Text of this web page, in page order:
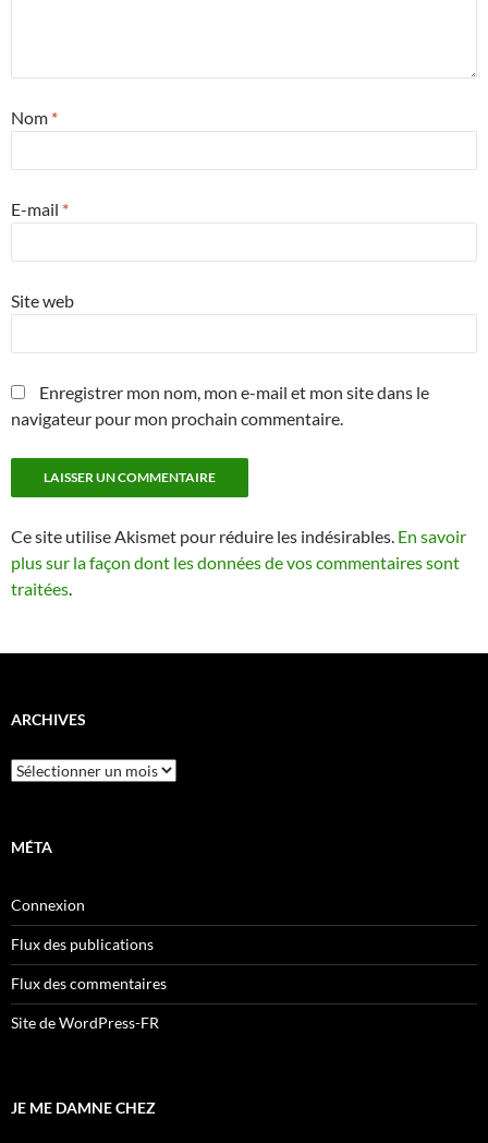
Nom *
E-mail *
Site web
Enregistrer mon nom, mon e-mail et mon site dans le
navigateur pour mon prochain commentaire.
Ce site utilise Akismet pour réduire les indésirables. En savoir
plus sur la façon dont les données de vos commentaires sont
traitées.
ARCHIVES
Archives
MÉTA
Connexion
Flux des publications
Flux des commentaires
Site de WordPress-FR
JE ME DAMNE CHEZ